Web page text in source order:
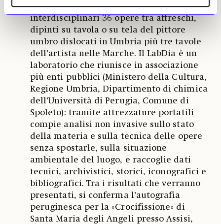
programma ha analizzato con metodi
interdisciplinari 36 opere tra affreschi,
dipinti su tavola o su tela del pittore
umbro dislocati in Umbria più tre tavole
dell’artista nelle Marche. Il LabDia è un
laboratorio che riunisce in associazione
più enti pubblici (Ministero della Cultura,
Regione Umbria, Dipartimento di chimica
dell’Università di Perugia, Comune di
Spoleto): tramite attrezzature portatili
compie analisi non invasive sullo stato
della materia e sulla tecnica delle opere
senza spostarle, sulla situazione
ambientale del luogo, e raccoglie dati
tecnici, archivistici, storici, iconografici e
bibliografici. Tra i risultati che verranno
presentati, si conferma l’autografia
peruginesca per la «Crocifissione» di
Santa Maria degli Angeli presso Assisi,